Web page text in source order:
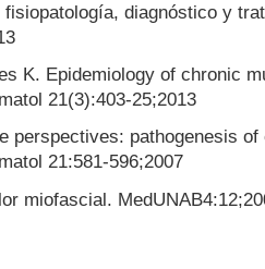
fisiopatología, diagnóstico y
K. Epidemiology of chronic
21(3):403-25;2013
perspectives: pathogenesis
21:581-596;2007
miofascial.